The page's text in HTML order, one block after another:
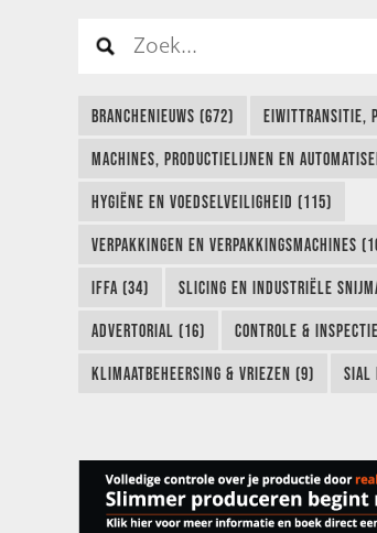
BRANCHENIEUWS (672) EIWITTRANSITIE,
MACHINES, PRODUCTIELIJNEN EN
HYGIËNE EN VOEDSELVEILIGHEID (115)
VERPAKKINGEN EN VERPAKKINGSMACHINES
IFFA (34) SLICING EN INDUSTRIËLE
ADVERTORIAL (16) CONTROLE &
KLIMAATBEHEERSING & VRIEZEN (9) SIAL